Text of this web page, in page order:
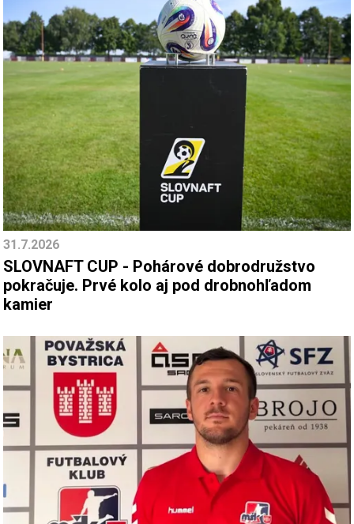
31.7.2026
SLOVNAFT CUP - Pohárové dobrodružstvo
pokračuje. Prvé kolo aj pod drobnohľadom
kamier